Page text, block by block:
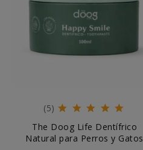
(5)
The Doog Life Dentífrico
Natural para Perros y Gatos